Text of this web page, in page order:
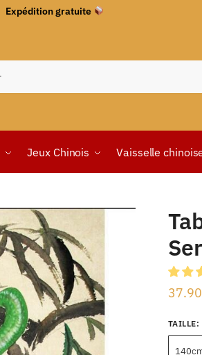
Expédition gratuite
Jeux Chinois Vaisselle
37.90
TAILLE: